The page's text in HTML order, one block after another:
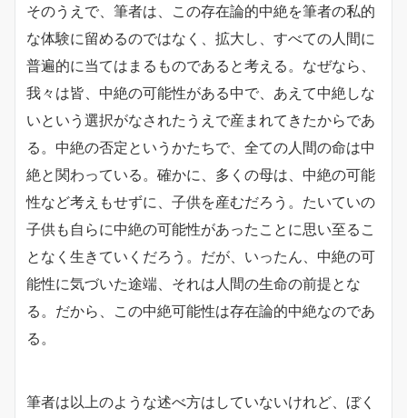
そのうえで、筆者は、この存在論的中絶を筆者の私的
な体験に留めるのではなく、拡大し、すべての人間に
普遍的に当てはまるものであると考える。なぜなら、
我々は皆、中絶の可能性がある中で、あえて中絶しな
いという選択がなされたうえで産まれてきたからであ
る。中絶の否定というかたちで、全ての人間の命は中
絶と関わっている。確かに、多くの母は、中絶の可能
性など考えもせずに、子供を産むだろう。たいていの
子供も自らに中絶の可能性があったことに思い至るこ
となく生きていくだろう。だが、いったん、中絶の可
能性に気づいた途端、それは人間の生命の前提とな
る。だから、この中絶可能性は存在論的中絶なのであ
る。
筆者は以上のような述べ方はしていないけれど、ぼく